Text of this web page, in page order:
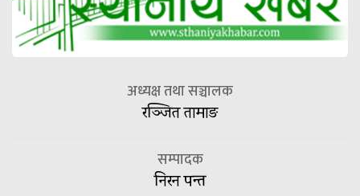
अध्यक्ष तथा सञ्चालक
रञ्जित तामाङ
सम्पादक
निरन पन्त